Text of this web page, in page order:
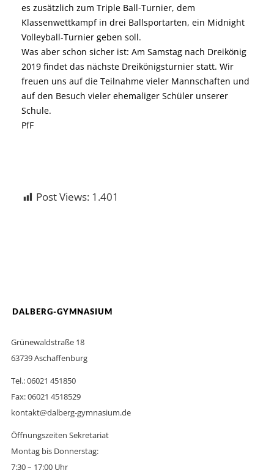
es zusätzlich zum Triple Ball-Turnier, dem
Klassenwettkampf in drei Ballsportarten, ein Midnight
Volleyball-Turnier geben soll.
Was aber schon sicher ist: Am Samstag nach Dreikönig
2019 findet das nächste Dreikönigsturnier statt. Wir
freuen uns auf die Teilnahme vieler Mannschaften und
auf den Besuch vieler ehemaliger Schüler unserer
Schule.
PfF
Post Views: 1.401
DALBERG-GYMNASIUM
Grünewaldstraße 18
63739 Aschaffenburg
Tel.: 06021 451850
Fax: 06021 4518529
kontakt@dalberg-gymnasium.de
Öffnungszeiten Sekretariat
Montag bis Donnerstag:
7:30 – 17:00 Uhr